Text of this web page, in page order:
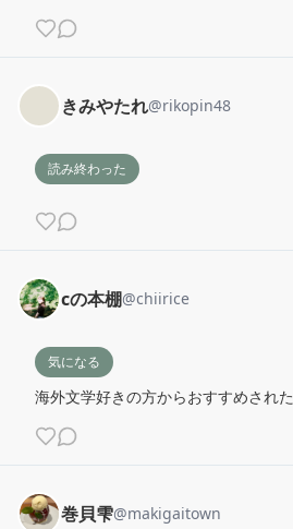
きみやたれ@rikopin48
読み終わった
cの本棚@chiirice
気になる
海外文学好きの方からおすすめされた
巻貝雫@makigaitown